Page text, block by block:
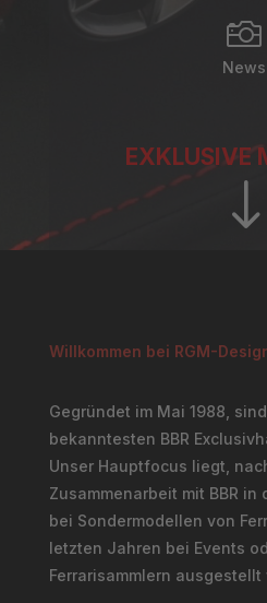

News
EXKLUSIVE
"
Willkommen bei RGM-
Gegründet im Mai 1988,
bekanntesten BBR
Unser Hauptfocus liegt,
Zusammenarbeit mit BBR in
bei Sondermodellen von
letzten Jahren bei Events
Ferrarisammlern ausgestellt